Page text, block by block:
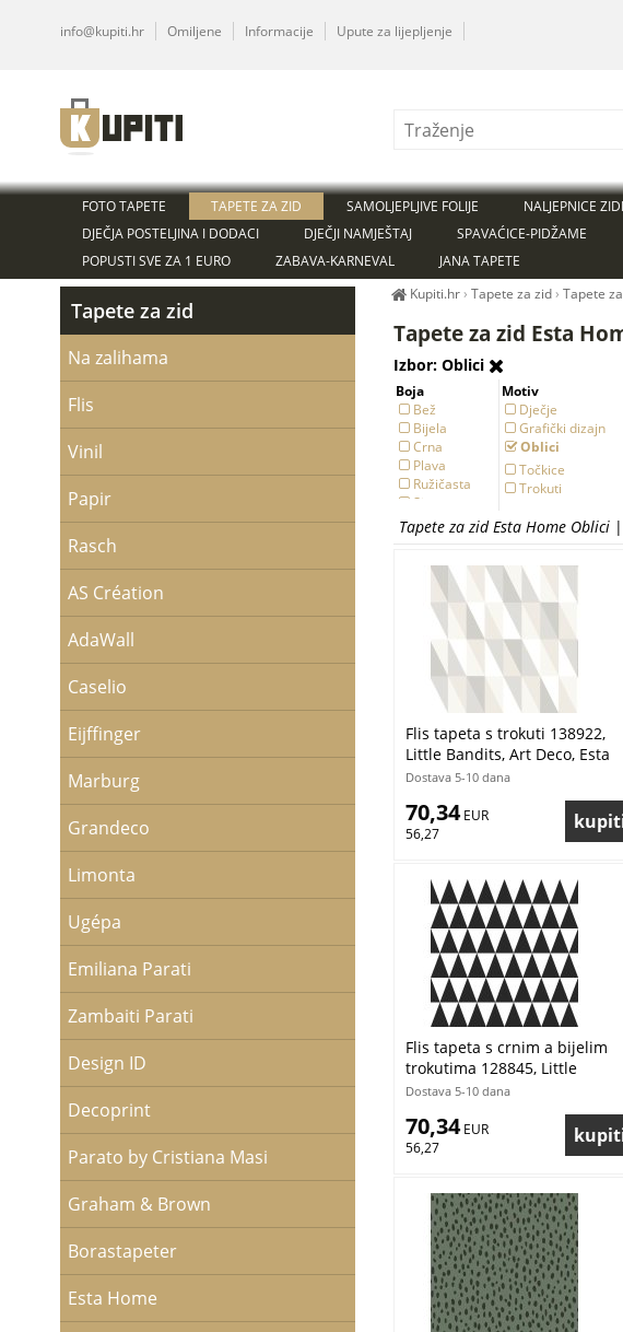
Tapete za zid Esta
Izbor: Oblici
Boja
Bež
Bijela
Crna
Plava
Ružičasta
Siva
Smeđa
Srebrna
Zelena
Zlatna
Žuta
Motiv
Dječje
Grafički dizajn
Oblici
Točkice
Trokuti
Tapete za zid Esta Home Oblici
Flis tapeta s trokuti 138922,
Little Bandits, Art Deco, Esta
Dostava 5-10 dana
70,34 EUR
56,27
Flis tapeta s crnim a bijelim
trokutima 128845, Little
Bandits, Black & White, Esta
Dostava 5-10 dana
70,34 EUR
56,27
Tapete za zid
Na zalihama
Flis
Vinil
Papir
Rasch
AS Création
AdaWall
Caselio
Eijffinger
Marburg
Grandeco
Limonta
Ugépa
Emiliana Parati
Zambaiti Parati
Design ID
Decoprint
Parato by Cristiana Masi
Graham & Brown
Borastapeter
Esta Home
FOTO TAPETE TAPETE ZA ZID SAMOLJEPLJIVE FOLIJE NALJEPNICE
DJEČJA POSTELJINA I DODACI
DJEČJI NAMJEŠTAJ SPAVAĆICE-PIDŽAME
POPUSTI SVE ZA 1 EURO
ZABAVA-KARNEVAL JANA TAPETE
Kupiti.hr›Tapete za zid ›Tapete
info@kupiti.hr Omiljene Informacije Upute za lijepljenje